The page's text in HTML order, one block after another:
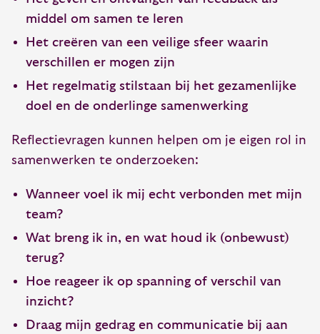
middel om samen te leren
Het creëren van een veilige sfeer waarin
verschillen er mogen zijn
Het regelmatig stilstaan bij het gezamenlijke
doel en de onderlinge samenwerking
Reflectievragen kunnen helpen om je eigen rol in
samenwerken te onderzoeken:
Wanneer voel ik mij echt verbonden met mijn
team?
Wat breng ik in, en wat houd ik (onbewust)
terug?
Hoe reageer ik op spanning of verschil van
inzicht?
Draag mijn gedrag en communicatie bij aan